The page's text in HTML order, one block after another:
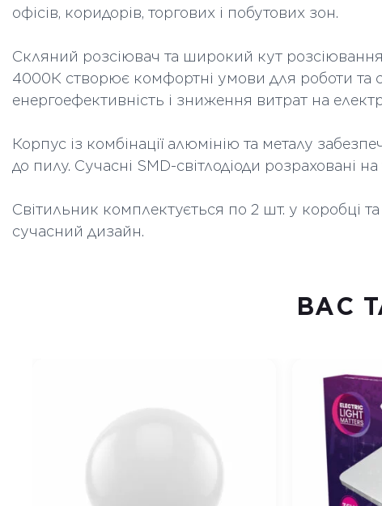
офісів, коридорів, торгових і побутових зон.
Скляний розсіювач та широкий кут розсіювання
4000К створює комфортні умови для роботи та
енергоефективність і зниження витрат на
Корпус із комбінації алюмінію та металу
до пилу. Сучасні SMD-світлодіоди
Світильник комплектується по 2 шт. у коробці
сучасний дизайн.
ВАC